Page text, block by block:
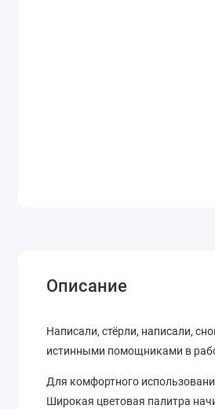
Описание
Написали, стёрли, написали,
истинными помощниками в
Для комфортного
Широкая цветовая палитра